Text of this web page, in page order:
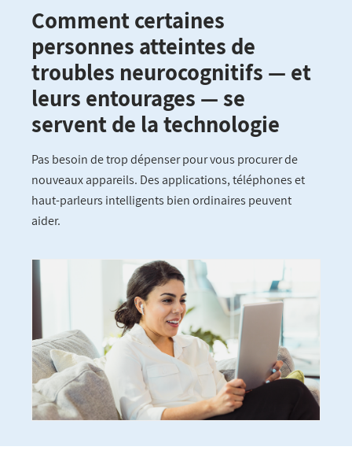
Fil
d'Ariane
Comment certaines
personnes atteintes de
troubles neurocognitifs — et
leurs entourages — se
servent de la technologie
Pas besoin de trop dépenser pour vous procurer de
nouveaux appareils. Des applications, téléphones et
haut-parleurs intelligents bien ordinaires peuvent
aider.